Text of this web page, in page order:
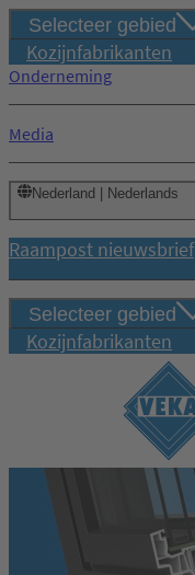
Selecteer gebied
Kozijnfabrikanten
Onderneming
Media
Nederland | Nederlands
Raampost nieuwsbrief
Selecteer gebied
Kozijnfabrikanten